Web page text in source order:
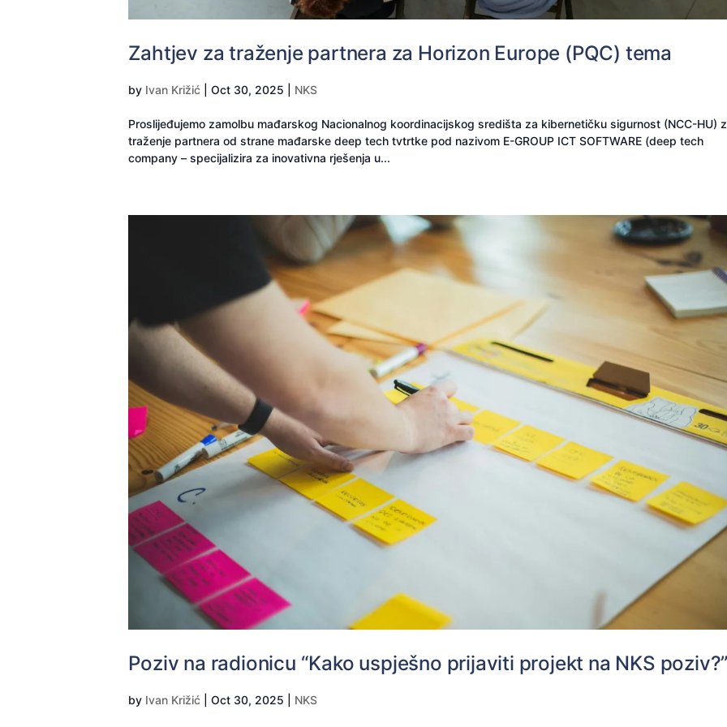
Zahtjev za traženje partnera za Horizon Europe (PQC) tema
by Ivan Križić |Oct 30, 2025 NKS
Proslijeđujemo zamolbu mađarskog Nacionalnog koordinacijskog središta za kibernetičku sigurnost (NCC-HU)
traženje partnera od strane mađarske deep tech tvtrtke pod nazivom E-GROUP ICT SOFTWARE (deep tech
company – specijalizira za inovativna rješenja u...
Poziv na radionicu “Kako uspješno prijaviti projekt na NKS
by Ivan Križić |Oct 30, 2025 NKS